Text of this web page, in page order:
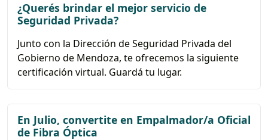
¿Querés brindar el mejor servicio de
Seguridad Privada?
Junto con la Dirección de Seguridad Privada del
Gobierno de Mendoza, te ofrecemos la siguiente
certificación virtual. Guardá tu lugar.
En Julio, convertite en Empalmador/a Oficial
de Fibra Óptica